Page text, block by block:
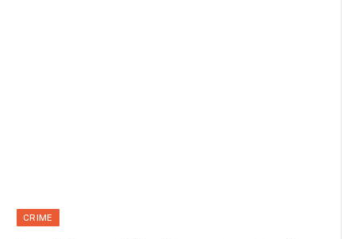
CRIME